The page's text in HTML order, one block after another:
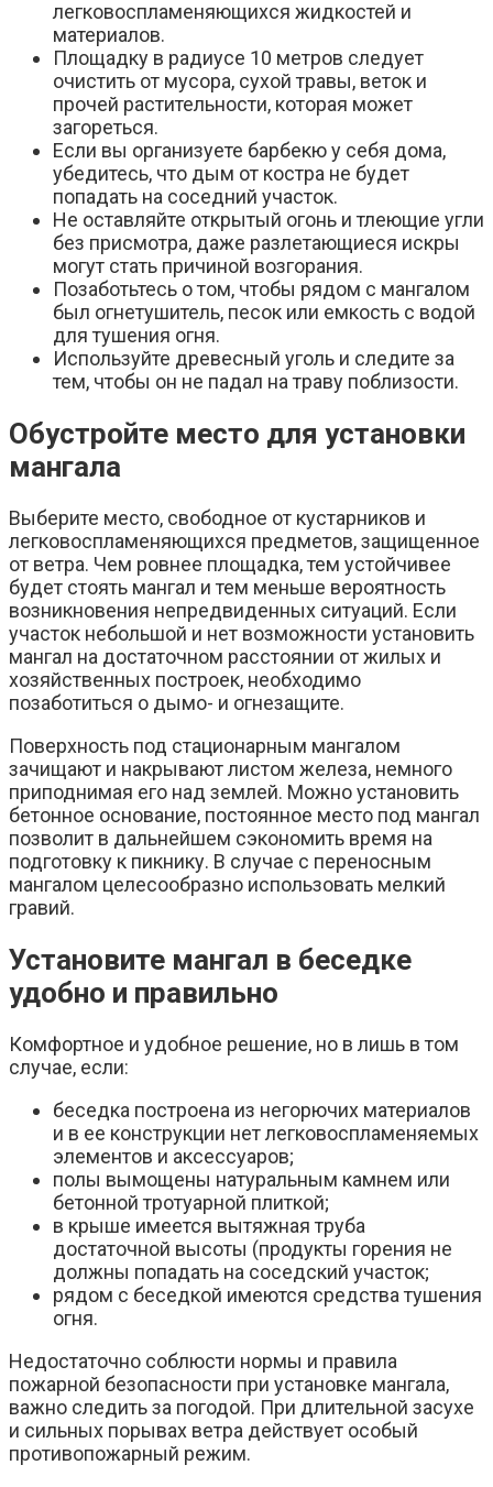
легковоспламеняющихся жидкостей и
материалов.
Площадку в радиусе 10 метров следует
очистить от мусора, сухой травы, веток и
прочей растительности, которая может
загореться.
Если вы организуете барбекю у себя дома,
убедитесь, что дым от костра не будет
попадать на соседний участок.
Не оставляйте открытый огонь и тлеющие угли
без присмотра, даже разлетающиеся искры
могут стать причиной возгорания.
Позаботьтесь о том, чтобы рядом с мангалом
был огнетушитель, песок или емкость с водой
для тушения огня.
Используйте древесный уголь и следите за
тем, чтобы он не падал на траву поблизости.
Обустройте место для установки
мангала
Выберите место, свободное от кустарников и
легковоспламеняющихся предметов, защищенное
от ветра. Чем ровнее площадка, тем устойчивее
будет стоять мангал и тем меньше вероятность
возникновения непредвиденных ситуаций. Если
участок небольшой и нет возможности установить
мангал на достаточном расстоянии от жилых и
хозяйственных построек, необходимо
позаботиться о дымо- и огнезащите.
Поверхность под стационарным мангалом
зачищают и накрывают листом железа, немного
приподнимая его над землей. Можно установить
бетонное основание, постоянное место под мангал
позволит в дальнейшем сэкономить время на
подготовку к пикнику. В случае с переносным
мангалом целесообразно использовать мелкий
гравий.
Установите мангал в беседке
удобно и правильно
Комфортное и удобное решение, но в лишь в том
случае, если:
беседка построена из негорючих материалов
и в ее конструкции нет легковоспламеняемых
элементов и аксессуаров;
полы вымощены натуральным камнем или
бетонной тротуарной плиткой;
в крыше имеется вытяжная труба
достаточной высоты (продукты горения не
должны попадать на соседский участок;
рядом с беседкой имеются средства тушения
огня.
Недостаточно соблюсти нормы и правила
пожарной безопасности при установке мангала,
важно следить за погодой. При длительной засухе
и сильных порывах ветра действует особый
противопожарный режим.